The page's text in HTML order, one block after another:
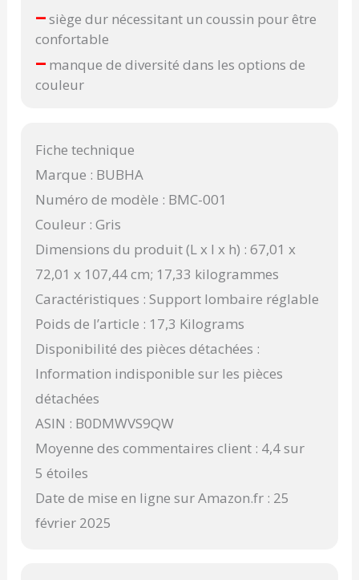
–siège dur nécessitant un coussin pour être
confortable
– manque de diversité dans les options de
couleur
Fiche technique
Marque : BUBHA
Numéro de modèle : BMC-001
Couleur : Gris
Dimensions du produit (L x l x h) : 67,01 x
72,01 x 107,44 cm; 17,33 kilogrammes
Caractéristiques : Support lombaire réglable
Poids de l’article : 17,3 Kilograms
Disponibilité des pièces détachées :
Information indisponible sur les pièces
détachées
ASIN : B0DMWVS9QW
Moyenne des commentaires client : 4,4 sur
5 étoiles
Date de mise en ligne sur Amazon.fr : 25
février 2025